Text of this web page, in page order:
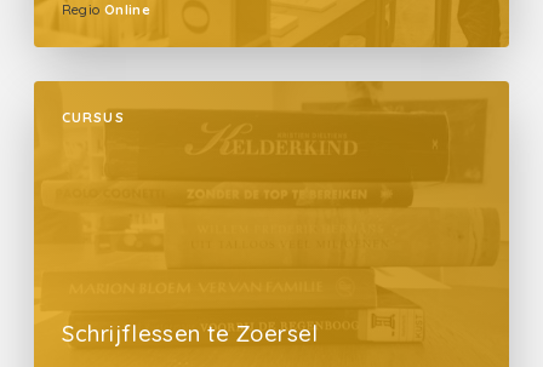
Regio Online
CURSUS
Schrijflessen te Zoersel